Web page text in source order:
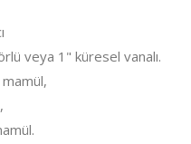
veya 1" küresel vanalı.